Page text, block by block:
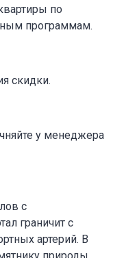
по
программам.
скидки.
у менеджера
с
граничит с
артерий. В
природы